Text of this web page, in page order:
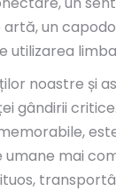
un
utilizarea
noastre și
gândirii
mai